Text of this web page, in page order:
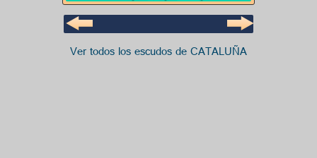
Ver todos los escudos de CATALUÑA